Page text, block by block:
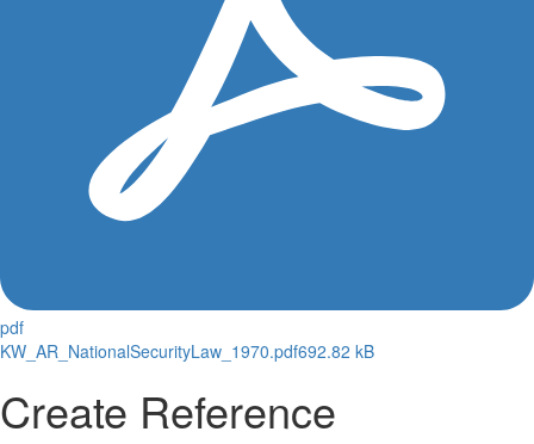
pdf
KW_AR_NationalSecurityLaw_1970.pdf692.82 kB
Create Reference